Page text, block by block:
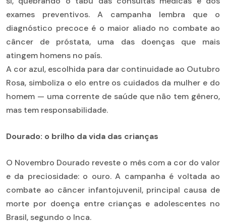
exames preventivos. A campanha lembra que o
diagnóstico precoce é o maior aliado no combate ao
câncer de próstata, uma das doenças que mais
atingem homens no país.
A cor azul, escolhida para dar continuidade ao Outubro
Rosa, simboliza o elo entre os cuidados da mulher e do
homem — uma corrente de saúde que não tem gênero,
mas tem responsabilidade.
Dourado: o brilho da vida das crianças
O Novembro Dourado reveste o mês com a cor do valor
e da preciosidade: o ouro. A campanha é voltada ao
combate ao câncer infantojuvenil, principal causa de
morte por doença entre crianças e adolescentes no
Brasil, segundo o Inca.